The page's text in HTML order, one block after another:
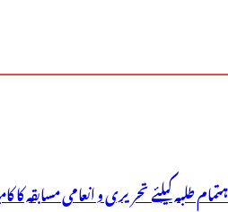
طلبہ کیلئے تحریری و انعامی مسابقہ کا